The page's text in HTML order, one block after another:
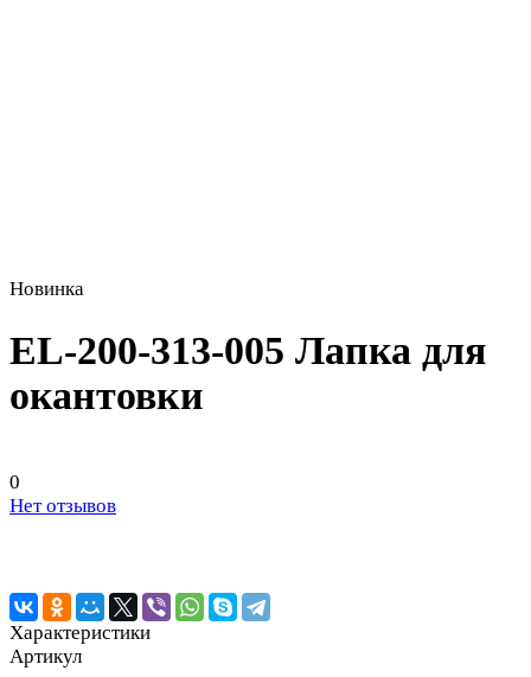
Новинка
EL-200-313-005 Лапка для
окантовки
0
Нет отзывов
Характеристики
Артикул